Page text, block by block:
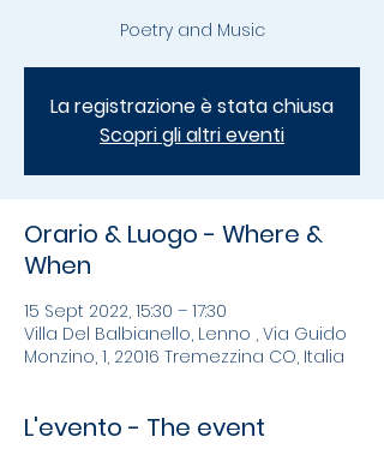
Poetry and Music
La registrazione è stata chiusa
Scopri gli altri eventi
Orario & Luogo - Where &
When
15 Sept 2022, 15:30 – 17:30
Villa Del Balbianello, Lenno , Via Guido
Monzino, 1, 22016 Tremezzina CO, Italia
L'evento - The event